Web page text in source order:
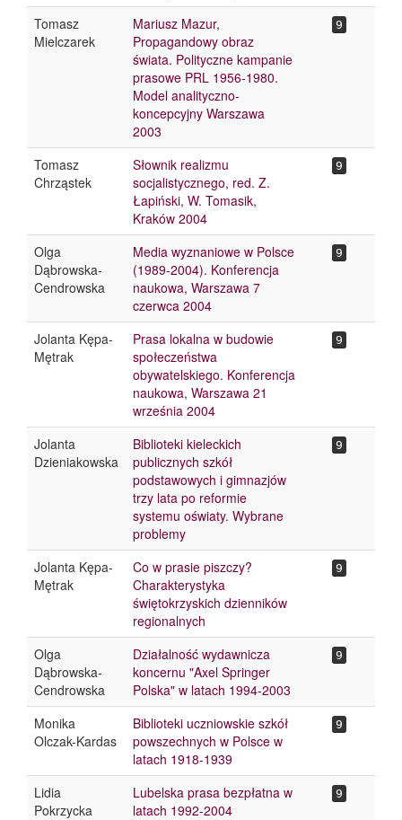
Tomasz
Mielczarek
Mariusz Mazur,
Propagandowy obraz
świata. Polityczne kampanie
prasowe PRL 1956-1980.
Model analityczno-
koncepcyjny Warszawa
2003
9
Tomasz
Chrząstek
Słownik realizmu
socjalistycznego, red. Z.
Łapiński, W. Tomasik,
Kraków 2004
9
Olga
Dąbrowska-
Cendrowska
Media wyznaniowe w Polsce
(1989-2004). Konferencja
naukowa, Warszawa 7
czerwca 2004
9
Jolanta Kępa-
Mętrak
Prasa lokalna w budowie
społeczeństwa
obywatelskiego. Konferencja
naukowa, Warszawa 21
września 2004
9
Jolanta
Dzieniakowska
Biblioteki kieleckich
publicznych szkół
podstawowych i gimnazjów
trzy lata po reformie
systemu oświaty. Wybrane
problemy
9
Jolanta Kępa-
Mętrak
Co w prasie piszczy?
Charakterystyka
świętokrzyskich dzienników
regionalnych
9
Olga
Dąbrowska-
Cendrowska
Działalność wydawnicza
koncernu "Axel Springer
Polska" w latach 1994-2003
9
Monika
Olczak-Kardas
Biblioteki uczniowskie szkół
powszechnych w Polsce w
latach 1918-1939
9
Lidia
Pokrzycka
Lubelska prasa bezpłatna w
latach 1992-2004
9